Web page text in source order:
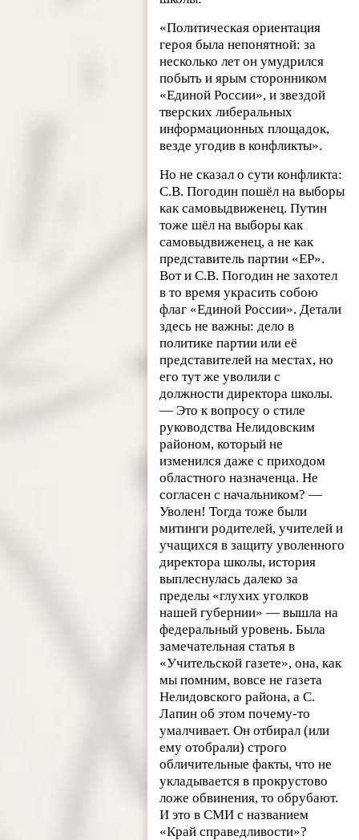
«Политическая ориентация
героя была непонятной: за
несколько лет он умудрился
побыть и ярым сторонником
«Единой России», и звездой
тверских либеральных
информационных площадок,
везде угодив в конфликты».
Но не сказал о сути конфликта:
С.В. Погодин пошёл на выборы
как самовыдвиженец. Путин
тоже шёл на выборы как
самовыдвиженец, а не как
представитель партии «ЕР».
Вот и С.В. Погодин не захотел
в то время украсить собою
флаг «Единой России». Детали
здесь не важны: дело в
политике партии или её
представителей на местах, но
его тут же уволили с
должности директора школы.
— Это к вопросу о стиле
руководства Нелидовским
районом, который не
изменился даже с приходом
областного назначенца. Не
согласен с начальником? —
Уволен! Тогда тоже были
митинги родителей, учителей и
учащихся в защиту уволенного
директора школы, история
выплеснулась далеко за
пределы «глухих уголков
нашей губернии» — вышла на
федеральный уровень. Была
замечательная статья в
«Учительской газете», она, как
мы помним, вовсе не газета
Нелидовского района, а С.
Лапин об этом почему-то
умалчивает. Он отбирал (или
ему отобрали) строго
обличительные факты, что не
укладывается в прокрустово
ложе обвинения, то обрубают.
И это в СМИ с названием
«Край справедливости»?